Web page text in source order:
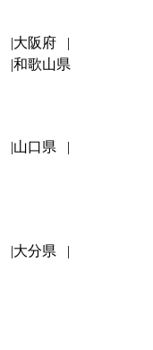
大阪府
和歌山県
山口県
大分県